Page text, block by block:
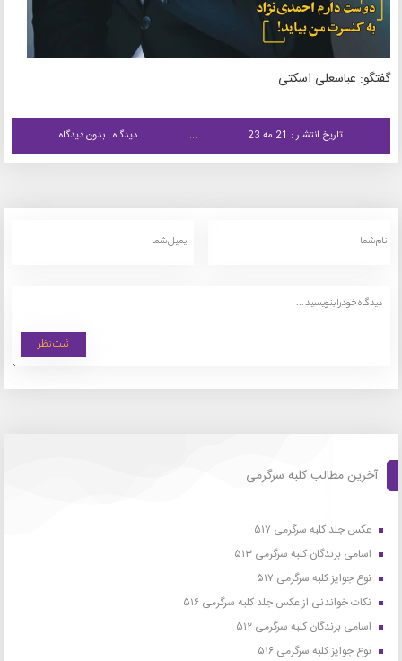
گفتگو: عباسعلی اسکتی
تاریخ انتشار : 21 مه 23 دیدگاه : بدون دیدگاه
آخرین مطالب کلبه سرگرمی
عکس جلد کلبه سرگرمی ۵۱۷
اسامی برندگان کلبه سرگرمی ۵۱۳
نوع جوایز کلبه سرگرمی ۵۱۷
نکات خواندنی از عکس جلد کلبه سرگرمی ۵۱۶
اسامی برندگان کلبه سرگرمی ۵۱۲
نوع جوایز کلبه سرگرمی ۵۱۶